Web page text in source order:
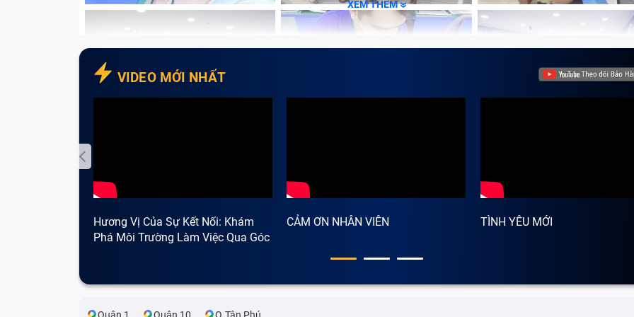
XEM THÊM
VIDEO MỚI NHẤT
Hương Vị Của Sự Kết Nối: Khám
Phá Môi Trường Làm Việc Qua Góc
CẢM ƠN NHÂN VIÊN TÌNH YÊU MỚI
Quận 1 Quận 10 Q.Tân Phú